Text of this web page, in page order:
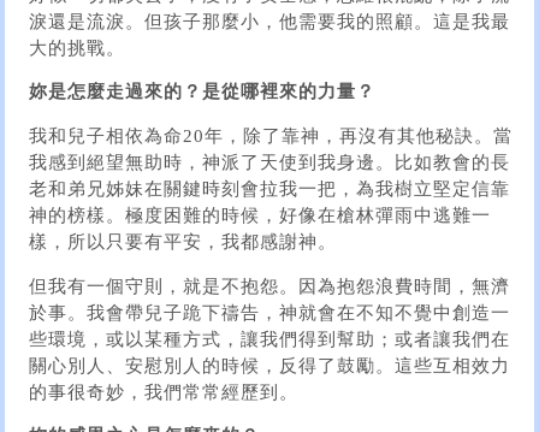
淚還是流淚。但孩子那麼小，他需要我的照顧。這是我最
大的挑戰。
妳是怎麼走過來的？是從哪裡來的力量？
我和兒子相依為命20年，除了靠神，再沒有其他秘訣。當
我感到絕望無助時，神派了天使到我身邊。比如教會的長
老和弟兄姊妹在關鍵時刻會拉我一把，為我樹立堅定信靠
神的榜樣。極度困難的時候，好像在槍林彈雨中逃難一
樣，所以只要有平安，我都感謝神。
但我有一個守則，就是不抱怨。因為抱怨浪費時間，無濟
於事。我會帶兒子跪下禱告，神就會在不知不覺中創造一
些環境，或以某種方式，讓我們得到幫助；或者讓我們在
關心別人、安慰別人的時候，反得了鼓勵。這些互相效力
的事很奇妙，我們常常經歷到。